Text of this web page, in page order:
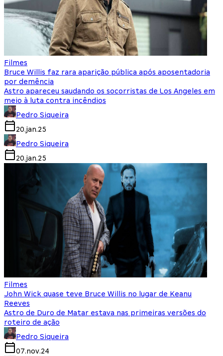
Filmes
Bruce Willis faz rara aparição pública após aposentadoria
por demência
Astro apareceu saudando os socorristas de Los Angeles em
meio à luta contra incêndios
Pedro Siqueira
20.jan.25
Pedro Siqueira
20.jan.25
Filmes
John Wick quase teve Bruce Willis no lugar de Keanu
Reeves
Astro de Duro de Matar estava nas primeiras versões do
roteiro de ação
Pedro Siqueira
07.nov.24